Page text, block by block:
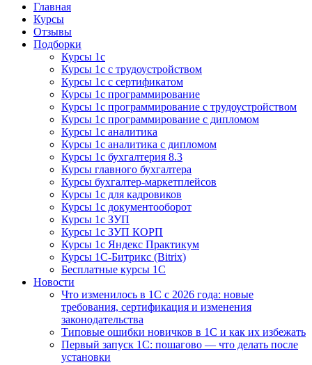
Курсы 1С
Курсы 1С официальная сертификация
Главная
Курсы
Отзывы
Подборки
Курсы 1с
Курсы 1с с трудоустройством
Курсы 1с с сертификатом
Курсы 1с программирование
Курсы 1с программирование с трудоустройством
Курсы 1с программирование с дипломом
Курсы 1с аналитика
Курсы 1с аналитика с дипломом
Курсы 1с бухгалтерия 8.3
Курсы главного бухгалтера
Курсы бухгалтер-маркетплейсов
Курсы 1с для кадровиков
Курсы 1с документооборот
Курсы 1с ЗУП
Курсы 1с ЗУП КОРП
Курсы 1с Яндекс Практикум
Курсы 1С-Битрикс (Bitrix)
Бесплатные курсы 1С
Новости
Что изменилось в 1С с 2026 года: новые
требования, сертификация и изменения
законодательства
Типовые ошибки новичков в 1С и как их избежать
Первый запуск 1С: пошагово — что делать после
установки